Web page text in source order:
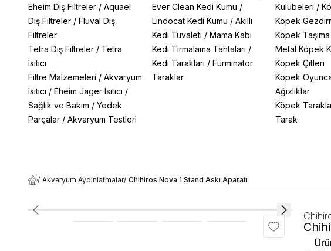
Eheim Dış Filtreler / Aquael
Dış Filtreler / Fluval Dış
Filtreler
Tetra Dış Filtreler / Tetra
Isıtıcı
Filtre Malzemeleri / Akvaryum
Isıtıcı / Eheim Jager Isıtıcı /
Sağlık ve Bakım / Yedek
Parçalar / Akvaryum Testleri
Ever Clean Kedi Kumu /
Lindocat Kedi Kumu / Akıllı
Kedi Tuvaleti / Mama Kabı
Kedi Tırmalama Tahtaları /
Kedi Tarakları / Furminator
Taraklar
Kulübeleri /
Köpek
Köpek Taşıma
Metal Köpek
Köpek Çitleri
Köpek
Ağızlıklar
Köpek
Tarak
/ Akvaryum Aydınlatmalar/ Chihiros Nova 1 Stand Askı Aparatı